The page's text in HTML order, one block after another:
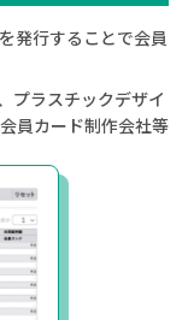
発行することで会員
プラスチックデザイ
員カード制作会社等